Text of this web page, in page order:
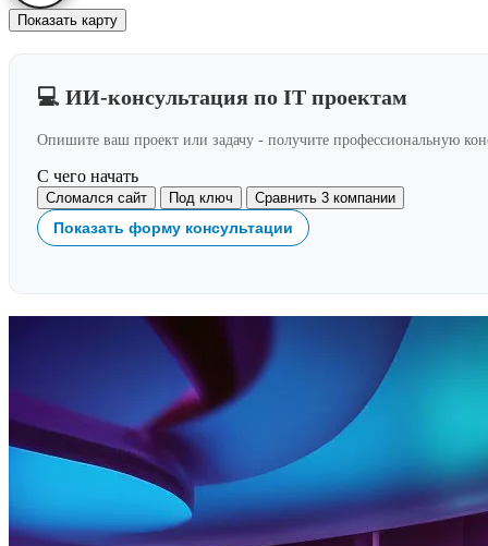
Показать карту
💻 ИИ-консультация по IT проектам
Опишите ваш проект или задачу - получите профессиональную
С чего начать
Сломался сайт Под ключ Сравнить 3 компании
Показать форму консультации